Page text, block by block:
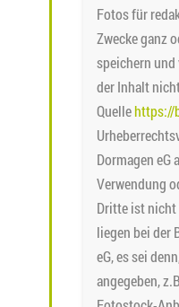
Fotos für
Zwecke ganz
speichern
der Inhalt
Quellehttps://
Dormagen eG
Verwendung
Dritte ist nicht
liegen bei der
eG, es sei
angegeben,